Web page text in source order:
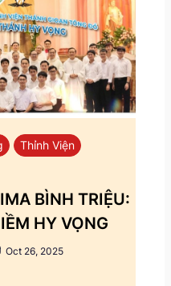
Thỉnh Viện
BÌNH TRIỆU:
HY VỌNG
Oct 26, 2025